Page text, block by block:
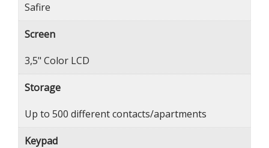
Safire
Screen
3,5" Color LCD
Storage
Up to 500 different contacts/apartments
Keypad